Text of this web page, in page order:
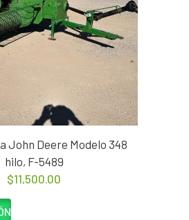
John Deere Modelo 348
hilo, F-5489
$11,500.00